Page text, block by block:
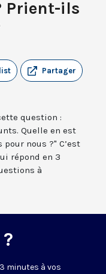
Prient-ils
Partager
question :
Quelle en est
nous ?" C’est
répond en 3
à
minutes à vos